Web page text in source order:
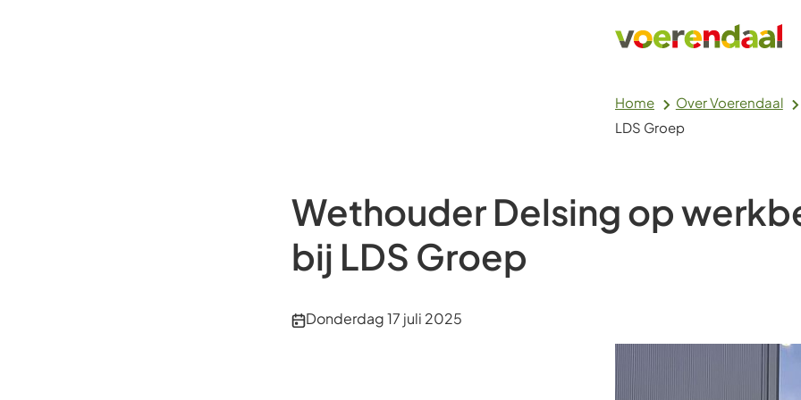
Home Over Voerendaal
LDS Groep
Wethouder Delsing op
bij LDS Groep
Publicatiedatum:
Donderdag 17 juli 2025